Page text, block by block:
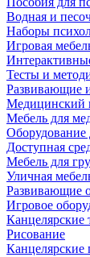
Водная и
Наборы
Игровая
Тесты и
Развивающие
Медицинский
Мебель для
Оборудование
Доступная
Мебель для
Уличная
Развивающие
Игровое
Канцелярские
Рисование
Канцелярские